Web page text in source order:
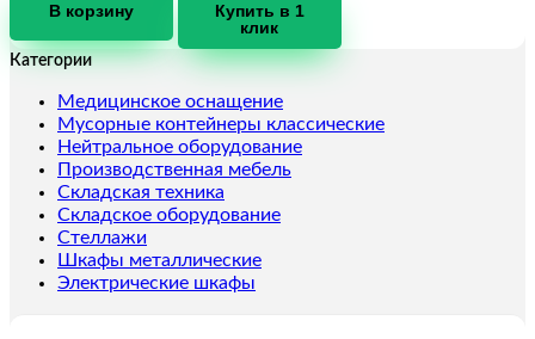
SGR-
ДСП
1863-
2.0-
DS
В корзину
Купить в 1
клик
Категории
Медицинское оснащение
Мусорные контейнеры классические
Нейтральное оборудование
Производственная мебель
Складская техника
Складское оборудование
Стеллажи
Шкафы металлические
Электрические шкафы